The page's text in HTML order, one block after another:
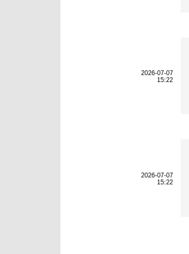
2026-07-07
15:22
2026-07-07
15:22